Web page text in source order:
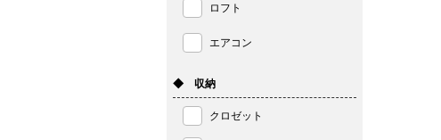
ロフト
エアコン
◆ 収納
クロゼット